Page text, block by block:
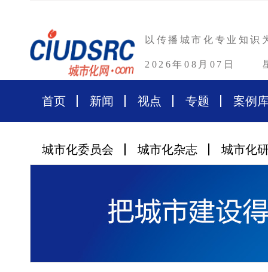
以传播城市化专业知识
2026年08月07日
首页 新闻 视点 专题 案例
城市化委员会 城市化杂志 城市化